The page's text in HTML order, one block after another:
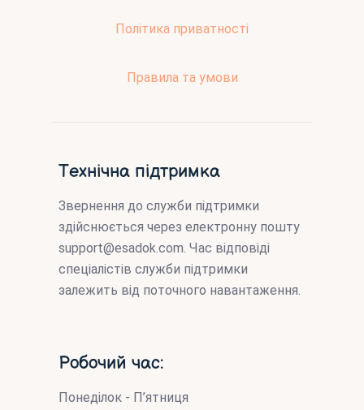
Політика приватності
Правила та умови
Технічна підтримка
Звернення до служби підтримки
здійснюється через електронну пошту
support@esadok.com. Час відповіді
спеціалістів служби підтримки
залежить від поточного навантаження.
Робочий час:
Понеділок - П’ятниця